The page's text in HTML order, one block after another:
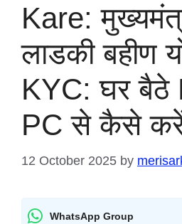
Kare:
लाडकी बहीण
KYC: घर बैठे
PC से कैसे
12 October 2025 by
WhatsApp Group